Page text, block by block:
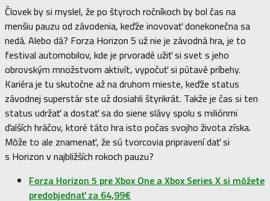
sú aj skladby od umelcov ako Dua Lipa, Run-DMC & Jason
Nevins (It’s Like That) a vráti sa Odesza (ktorá mala v H4 hneď
dve skladby).
Resumé
Človek by si myslel, že po štyroch ročníkoch by bol čas na
menšiu pauzu od závodenia, keďže inovovať donekonečna sa
nedá. Alebo dá? Forza Horizon 5 už nie je závodná hra, je to
festival automobilov, kde je prvoradé užiť si svet s jeho
obrovským množstvom aktivít, vypočuť si pútavé príbehy.
Kariéra je tu skutočne až na druhom mieste, keďže status
závodnej superstár ste už dosiahli štyrikrát. Takže je čas si ten
status udržať a dostať sa do siene slávy spolu s miliónmi